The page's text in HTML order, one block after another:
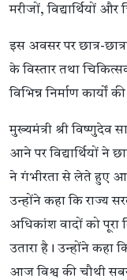
मरीजों, विद्यार्थियों
इस अवसर पर छात्र-
के विस्तार तथा
विभिन्न निर्माण कार्यों
मुख्यमंत्री श्री
आने पर विद्यार्थियों ने
ने गंभीरता से लेते हुए
उन्होंने कहा कि राज्य
अधिकांश वादों को पूरा
उतारा है। उन्होंने कहा
आज विश्व की चौथी